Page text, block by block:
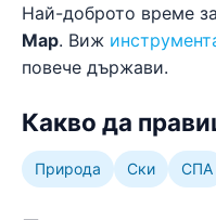
Най-доброто време
Мар. Виж
повече държави.
Какво да
Природа Ски СПА